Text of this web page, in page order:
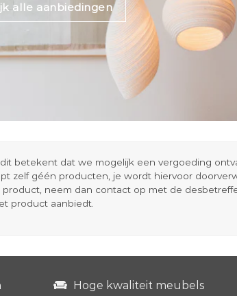
alle aanbiedingen
betekent dat we mogelijk een vergoeding
zelf géén producten, je wordt hiervoor
neem dan contact op met de
product aanbiedt.
Hoge kwaliteit meubels